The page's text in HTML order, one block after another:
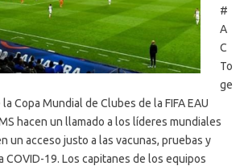
#
A
C
To
ge
Copa Mundial de Clubes de la FIFA EAU
hacen un llamado a los líderes mundiales
un acceso justo a las vacunas, pruebas y
19. Los capitanes de los equipos